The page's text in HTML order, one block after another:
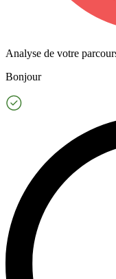
Analyse de votre
Bonjour